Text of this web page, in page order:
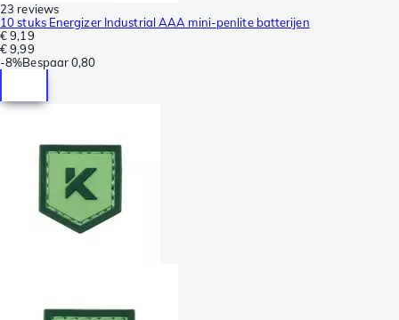
23 reviews
10 stuks Energizer Industrial AAA mini-penlite batterijen
€ 9,19
€ 9,99
-8%Bespaar0,80